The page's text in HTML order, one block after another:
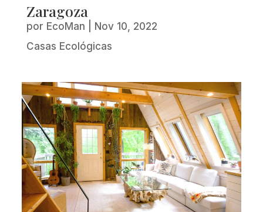
Zaragoza
por EcoMan
Nov 10, 2022
Casas Ecológicas